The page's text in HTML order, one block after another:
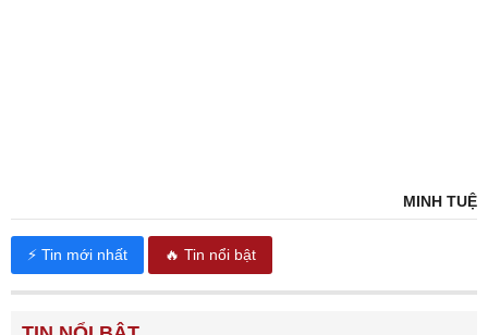
MINH TUỆ
⚡ Tin mới nhất 🔥 Tin nổi bật